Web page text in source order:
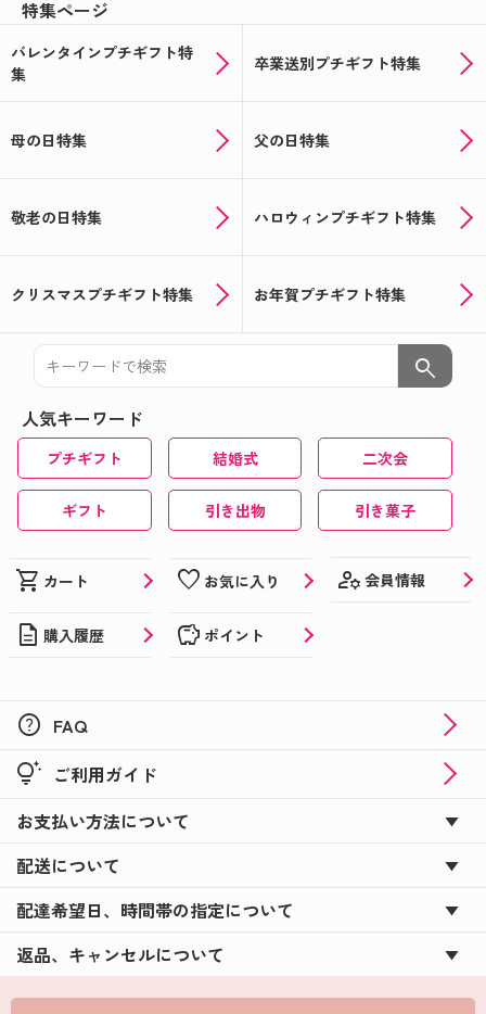
特集ページ
バレンタインプチギフト特
集
卒業送別プチギフト特集
母の日特集 父の日特集
敬老の日特集 ハロウィンプチギフト特集
クリスマスプチギフト特集 お年賀プチギフト特集
search
人気キーワード
プチギフト 結婚式 二次会
ギフト 引き出物 引き菓子
shopping_cart カート favorite お気に入り manage_accounts 会員情報
description 購入履歴 savings ポイント
help FAQ
tips_and_updates ご利用ガイド
お支払い方法について
配送について
配達希望日、時間帯の指定について
返品、キャンセルについて